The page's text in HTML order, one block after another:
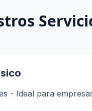
- Ideal para